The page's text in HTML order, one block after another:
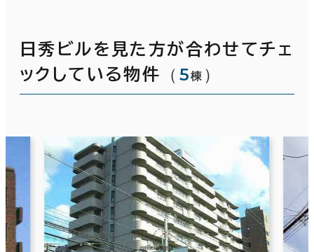
日秀ビルを見た方が合わせてチェ
ックしている物件
（ 5棟 ）